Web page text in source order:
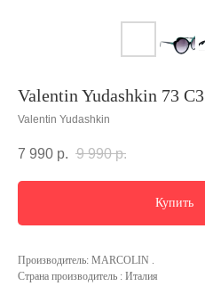
Valentin Yudashkin 73 C3
Valentin Yudashkin
7 990 р. 9 990 р.
Купить
Производитель: MARCOLIN .
Страна производитель : Италия